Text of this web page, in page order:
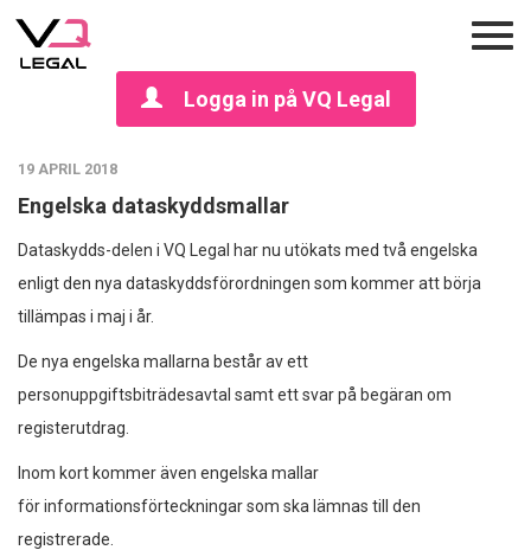
Logga in på VQ Legal
19 APRIL 2018
Engelska dataskyddsmallar
Dataskydds-delen i VQ Legal har nu utökats med två engelska
enligt den nya dataskyddsförordningen som kommer att börja
tillämpas i maj i år.
De nya engelska mallarna består av ett
personuppgiftsbiträdesavtal samt ett svar på begäran om
registerutdrag.
Inom kort kommer även engelska mallar
för informationsförteckningar som ska lämnas till den
registrerade.